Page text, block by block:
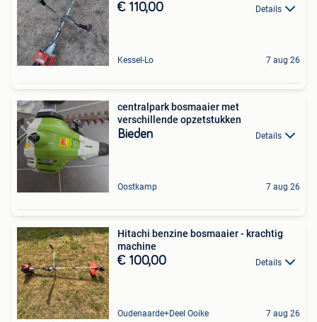
€ 110,00 Details
Kessel-Lo 7 aug 26
centralpark bosmaaier met
verschillende opzetstukken
Bieden Details
Oostkamp 7 aug 26
Hitachi benzine bosmaaier - krachtig
machine
€ 100,00 Details
Oudenaarde+Deel Ooike 7 aug 26